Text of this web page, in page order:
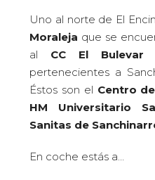
Uno al norte de El
Moraleja que se
al CC El Bulevar
pertenecientes a
Éstos son el Centro
HM Universitario
Sanitas de
En coche estás a…